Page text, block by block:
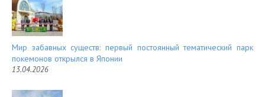
Мир забавных существ: первый постоянный тематический парк
покемонов открылся в Японии
13.04.2026